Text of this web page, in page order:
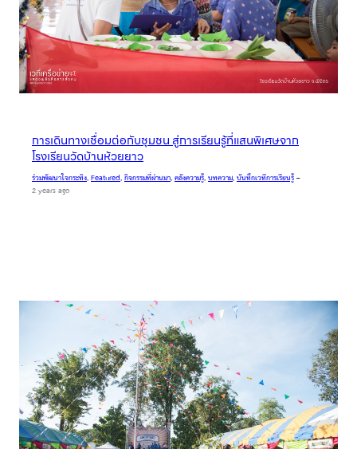
การเดินทางเชื่อมต่อกับชุมชน สู่การเรียนรู้ที่แสนพิเศษจาก
โรงเรียนวัดบ้านห้วยยาว
ร่วมพัฒนาใจกระทิง, Featured, กิจกรรมที่ผ่านมา, คลังความรู้, บทความ, บันทึกเวทีการเรียนรู้–
2 years ago